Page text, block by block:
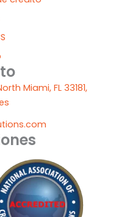
Miami, FL 33181,